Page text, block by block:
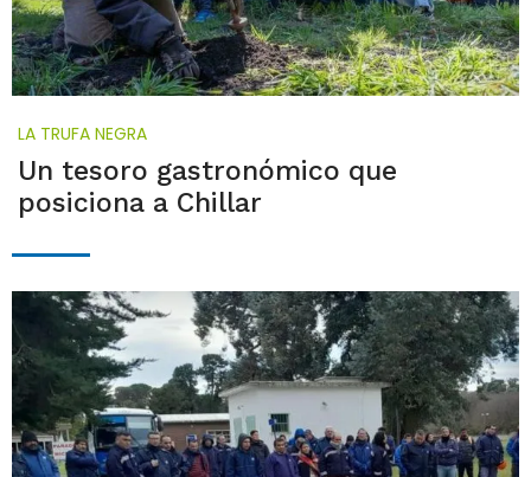
LA TRUFA NEGRA
Un tesoro gastronómico que
posiciona a Chillar